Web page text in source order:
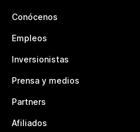
Conócenos
Empleos
Inversionistas
Prensa y medios
Partners
Afiliados